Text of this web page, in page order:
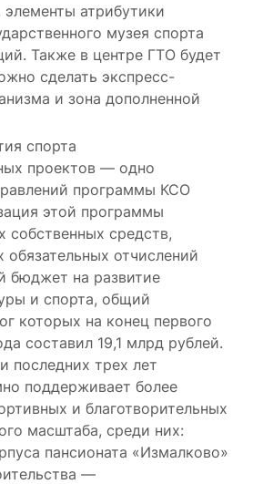
элементы атрибутики
музея спорта
Также в центре ГТО будет
сделать экспресс-
и зона дополненной
спорта
проектов — одно
программы КСО
этой программы
собственных средств,
отчислений
бюджет на развитие
и спорта, общий
которых на конец первого
составил 19,1 млрд рублей.
последних трех лет
поддерживает более
и благотворительных
масштаба, среди них:
пансионата «Измалково»
—